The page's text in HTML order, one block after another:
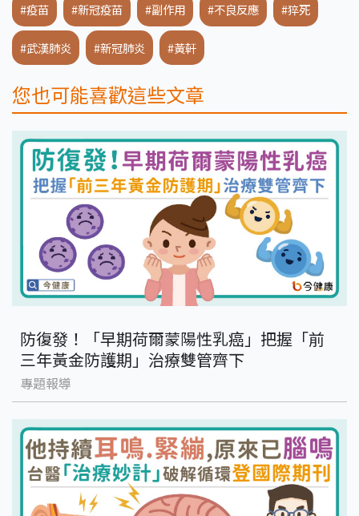
#疫苗 #新冠疫苗 #副作用 #不良反應 #猝死
#武漢肺炎 #新冠肺炎 #黃軒
您也可能喜歡這些文章
防復發！「早期荷爾蒙陽性乳癌」把握「前
三年黃金防護期」治療雙管齊下
專題報導